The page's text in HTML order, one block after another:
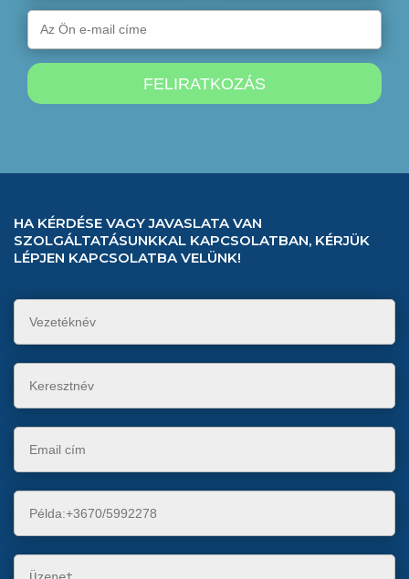
HA KÉRDÉSE VAGY JAVASLATA VAN
SZOLGÁLTATÁSUNKKAL KAPCSOLATBAN, KÉRJÜK
LÉPJEN KAPCSOLATBA VELÜNK!